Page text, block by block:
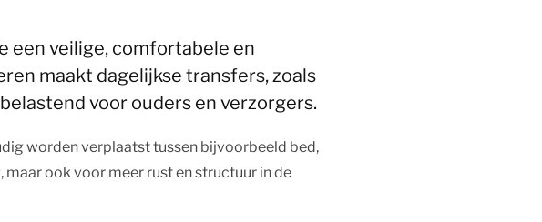
een veilige, comfortabele en
maakt dagelijkse transfers, zoals
voor ouders en verzorgers.
worden verplaatst tussen bijvoorbeeld bed,
ook voor meer rust en structuur in de